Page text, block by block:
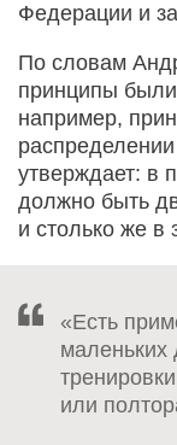
Федерации и
По словам
принципы
например,
утверждает: в
должно быть
и столько же в
«Есть
маленьких
или